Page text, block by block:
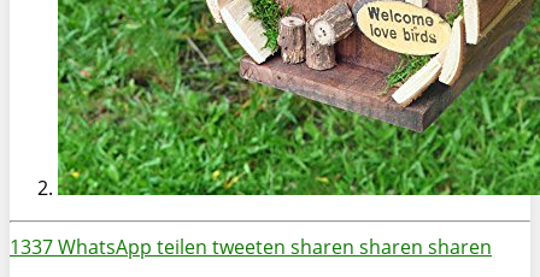
1337WhatsApp teilen tweeten sharen sharen sharen